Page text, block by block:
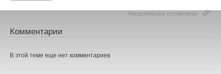
Уведомления отключены
Комментарии
В этой теме еще нет комментариев